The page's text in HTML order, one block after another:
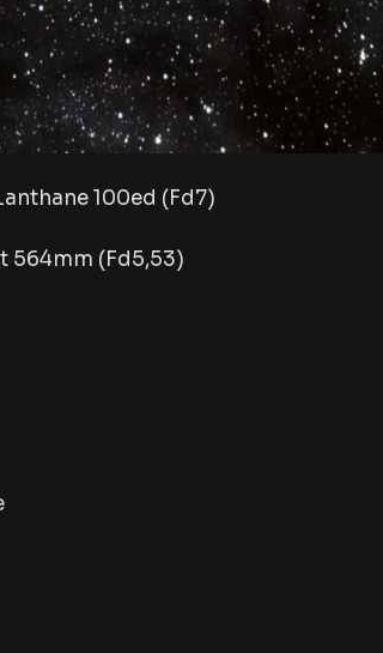
100ed (Fd7)
564mm (Fd5,53)